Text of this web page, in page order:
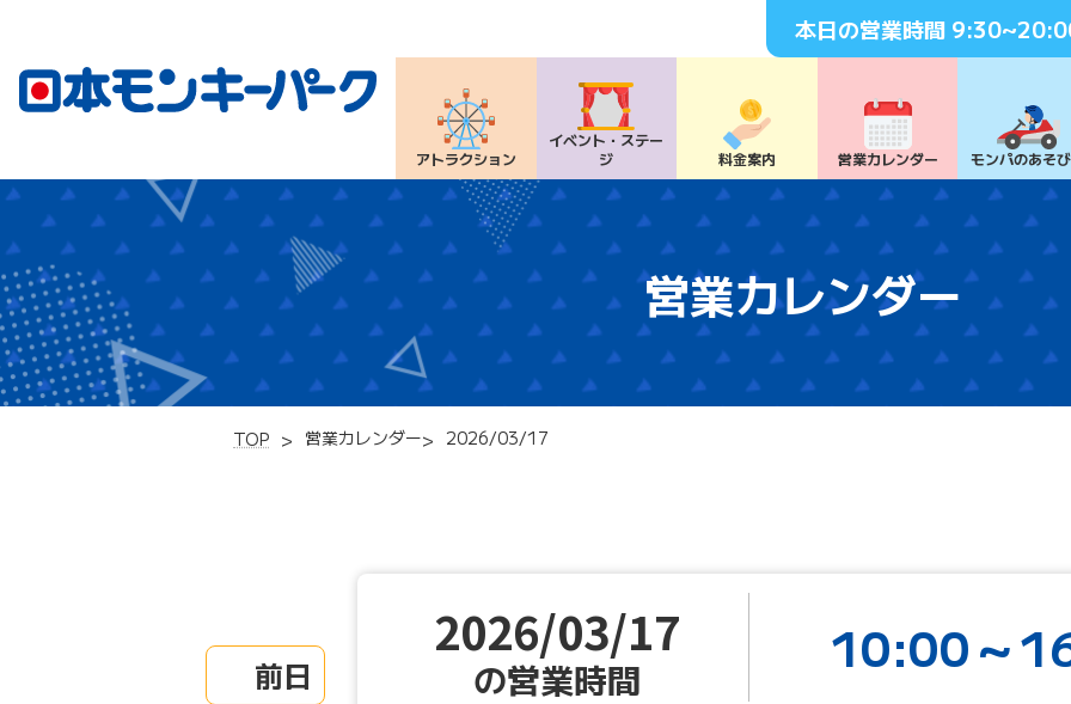
本日の営業時間
アトラクション
イベント・ ステー
ジ
料⾦案内 営業カレンダー モンパのあそ
営業カレンダー
TOP 営業カレンダー 2026/03/17
前日
2026/03/17
の営業時間 10:00～